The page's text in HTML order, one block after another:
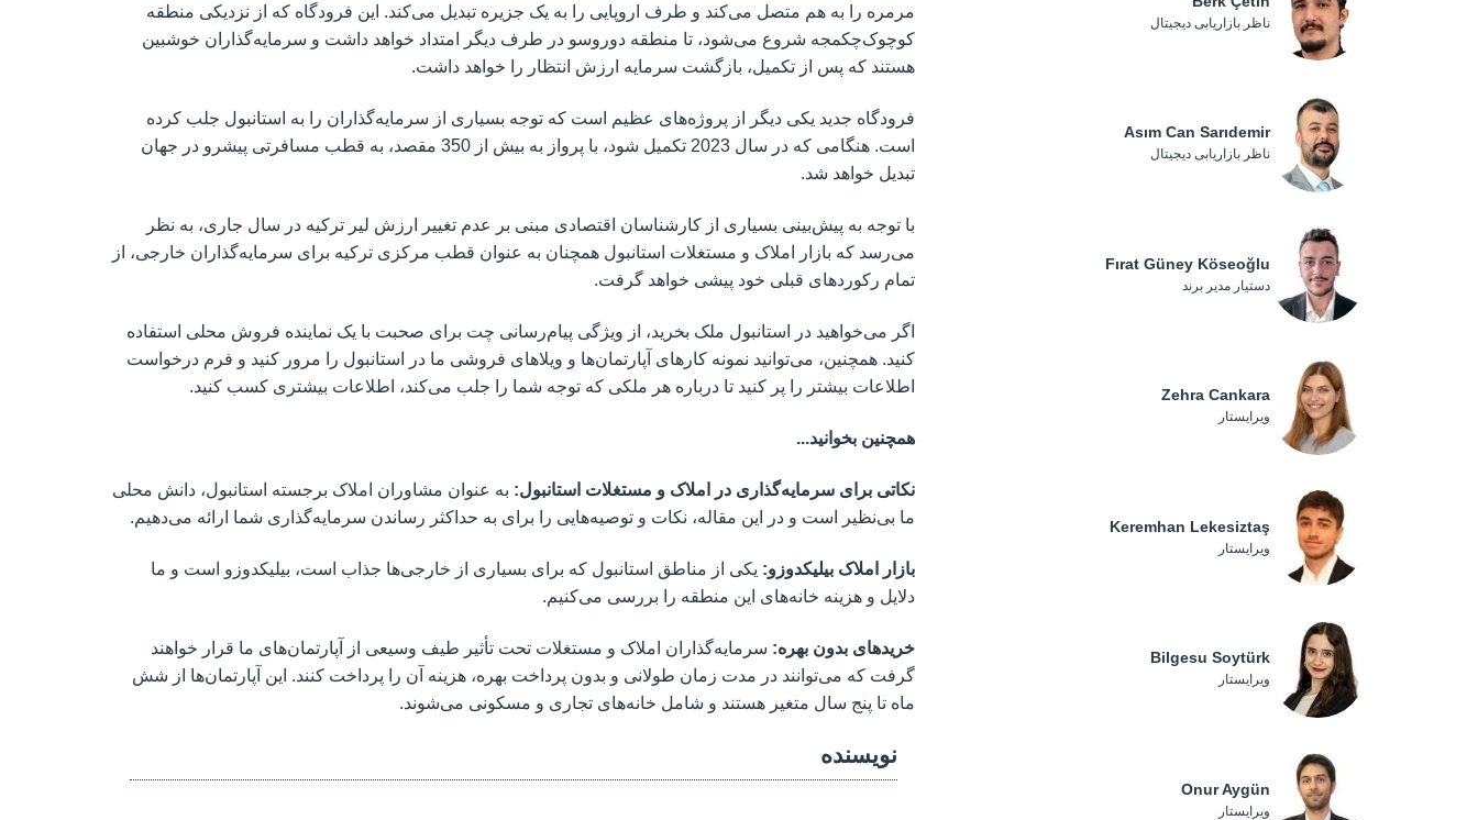
ناظر بازاریابی دیجیتال
Asım Can Sarıdemir
ناظر بازاریابی دیجیتال
Fırat Güney Köseoğlu
دستیار مدیر برند
Zehra Cankara
ویرایستار
Keremhan Lekesiztaş
ویرایستار
Bilgesu Soytürk
ویرایستار
Onur Aygün
ویرایستار
مرمره را به هم متصل می‌کند و طرف اروپایی را به یک جزیره تبدیل می‌کند. این فرودگاه که از نزدیکی منطقه
کوچوک‌چکمجه شروع می‌شود، تا منطقه دوروسو در طرف دیگر امتداد خواهد داشت و سرمایه‌گذاران خوشبین
هستند که پس از تکمیل، بازگشت سرمایه ارزش انتظار را خواهد داشت.
فرودگاه جدید یکی دیگر از پروژه‌های عظیم است که توجه بسیاری از سرمایه‌گذاران را به استانبول جلب کرده
است. هنگامی که در سال 2023 تکمیل شود، با پرواز به بیش از 350 مقصد، به قطب مسافرتی پیشرو در جهان
تبدیل خواهد شد.
با توجه به پیش‌بینی بسیاری از کارشناسان اقتصادی مبنی بر عدم تغییر ارزش لیر ترکیه در سال جاری، به نظر
می‌رسد که بازار املاک و مستغلات استانبول همچنان به عنوان قطب مرکزی ترکیه برای سرمایه‌گذاران خارجی، از
تمام رکوردهای قبلی خود پیشی خواهد گرفت.
اگر می‌خواهید در استانبول ملک بخرید، از ویژگی پیام‌رسانی چت برای صحبت با یک نماینده فروش محلی استفاده
کنید. همچنین، می‌توانید نمونه کارهای آپارتمان‌ها و ویلاهای فروشی ما در استانبول را مرور کنید و فرم درخواست
اطلاعات بیشتر را پر کنید تا درباره هر ملکی که توجه شما را جلب می‌کند، اطلاعات بیشتری کسب کنید.
همچنین بخوانید...
نکاتی برای سرمایه‌گذاری در املاک و مستغلات استانبول: به عنوان مشاوران املاک برجسته استانبول، دانش محلی
ما بی‌نظیر است و در این مقاله، نکات و توصیه‌هایی را برای به حداکثر رساندن سرمایه‌گذاری شما ارائه می‌دهیم.
بازار املاک بیلیکدوزو: یکی از مناطق استانبول که برای بسیاری از خارجی‌ها جذاب است، بیلیکدوزو است و ما
دلایل و هزینه خانه‌های این منطقه را بررسی می‌کنیم.
خریدهای بدون بهره: سرمایه‌گذاران املاک و مستغلات تحت تأثیر طیف وسیعی از آپارتمان‌های ما قرار خواهند
گرفت که می‌توانند در مدت زمان طولانی و بدون پرداخت بهره، هزینه آن را پرداخت کنند. این آپارتمان‌ها از شش
ماه تا پنج سال متغیر هستند و شامل خانه‌های تجاری و مسکونی می‌شوند.
نویسنده